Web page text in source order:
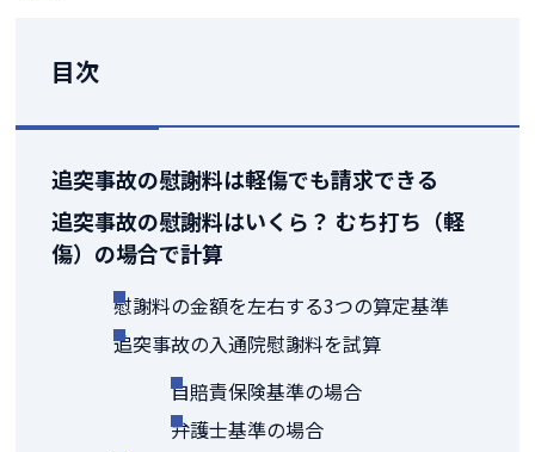
目次
追突事故の慰謝料は軽傷でも請求できる
追突事故の慰謝料はいくら？ むち打ち（軽
傷）の場合で計算
慰謝料の金額を左右する3つの算定基準
追突事故の入通院慰謝料を試算
自賠責保険基準の場合
弁護士基準の場合